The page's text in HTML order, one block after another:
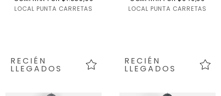
LOCAL PUNTA CARRETAS
LOCAL PUNTA CARRETAS
RECIÉN
LLEGADOS
RECIÉN
LLEGADOS